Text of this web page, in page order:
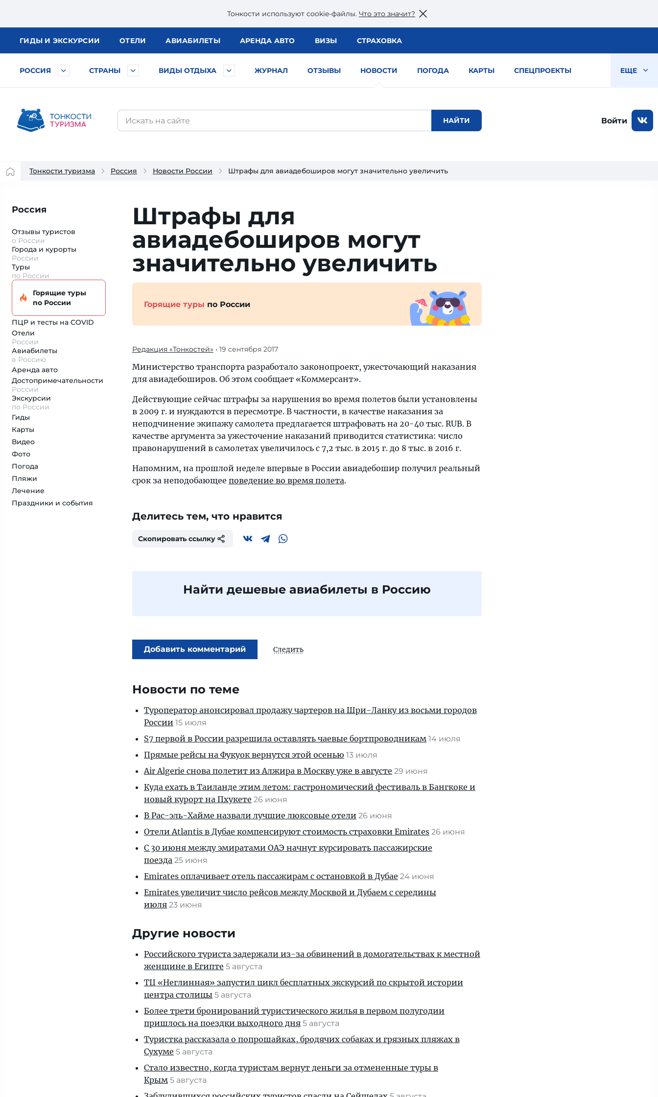
Тонкости используют сookie-файлы. Что это значит?
ГИДЫ И ЭКСКУРСИИ ОТЕЛИ АВИАБИЛЕТЫ АРЕНДА АВТО ВИЗЫ СТРАХОВКА
РОССИЯ СТРАНЫ ВИДЫ ОТДЫХА ЖУРНАЛ ОТЗЫВЫ НОВОСТИ ПОГОДА КАРТЫ СПЕЦПРОЕКТЫ ЕЩЕ
Войти
Тонкости туризма Россия Новости России Штрафы для авиадебоширов могут значительно увеличить
Россия
Отзывы туристов
о России
Города и курорты
России
Туры
по России
Горящие туры
по России
ПЦР и тесты на COVID
Отели
России
Авиабилеты
в Россию
Аренда авто
Достопримеча­тельности
России
Экскурсии
по России
Гиды
Карты
Видео
Фото
Погода
Пляжи
Лечение
Праздники и события
Штрафы для
авиадебоширов могут
значительно увеличить
Горящие туры по России
Редакция «Тонкостей» • 19 сентября 2017
Министерство транспорта разработало законопроект, ужесточающий наказания
для авиадебоширов. Об этом сообщает «Коммерсант».
Действующие сейчас штрафы за нарушения во время полетов были установлены
в 2009 г. и нуждаются в пересмотре. В частности, в качестве наказания за
неподчинение экипажу самолета предлагается штрафовать на 20-40 тыс. RUB. В
качестве аргумента за ужесточение наказаний приводится статистика: число
правонарушений в самолетах увеличилось с 7,2 тыс. в 2015 г. до 8 тыс. в 2016 г.
Напомним, на прошлой неделе впервые в России авиадебошир получил реальный
срок за неподобающее поведение во время полета.
Делитесь тем, что нравится
Скопировать ссылку
Найти дешевые авиабилеты в Россию
Добавить комментарий Следить
Новости по теме
Туроператор анонсировал продажу чартеров на Шри-Ланку из восьми городов
России 15 июля
S7 первой в России разрешила оставлять чаевые бортпроводникам 14 июля
Прямые рейсы на Фукуок вернутся этой осенью 13 июля
Air Algerie снова полетит из Алжира в Москву уже в августе 29 июня
Куда ехать в Таиланде этим летом: гастрономический фестиваль в Бангкоке и
новый курорт на Пхукете 26 июня
В Рас-эль-Хайме назвали лучшие люксовые отели 26 июня
Отели Atlantis в Дубае компенсируют стоимость страховки Emirates 26 июня
С 30 июня между эмиратами ОАЭ начнут курсировать пассажирские
поезда 25 июня
Emirates оплачивает отель пассажирам с остановкой в Дубае 24 июня
Emirates увеличит число рейсов между Москвой и Дубаем с середины
июля 23 июня
Другие новости
Российского туриста задержали из-за обвинений в домогательствах к местной
женщине в Египте 5 августа
ТЦ «Неглинная» запустил цикл бесплатных экскурсий по скрытой истории
центра столицы 5 августа
Более трети бронирований туристического жилья в первом полугодии
пришлось на поездки выходного дня 5 августа
Туристка рассказала о попрошайках, бродячих собаках и грязных пляжах в
Сухуме 5 августа
Стало известно, когда туристам вернут деньги за отмененные туры в
Крым 5 августа